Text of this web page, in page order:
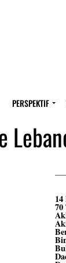
PERSPEKTIF